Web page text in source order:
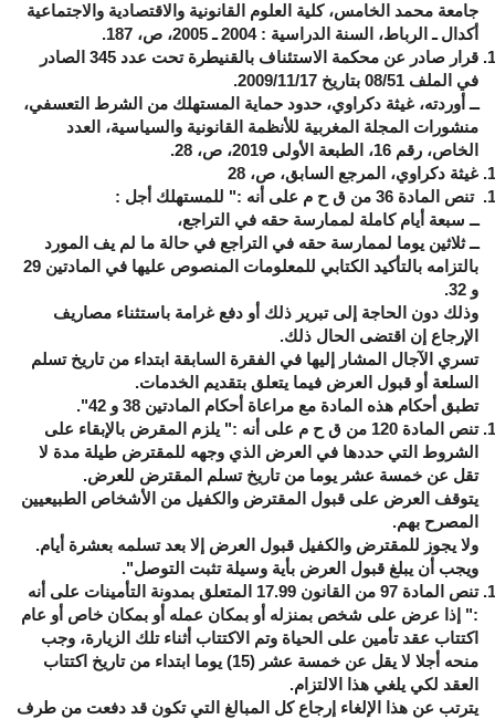
جامعة محمد الخامس، كلية العلوم القانونية والاقتصادية والاجتماعية
أكدال ـ الرباط، السنة الدراسية : 2004 ـ 2005، ص، 187.
قرار صادر عن محكمة الاستئناف بالقنيطرة تحت عدد 345 الصادر
في الملف 08/51 بتاريخ 2009/11/17.
ــ أوردته، غيثة دكراوي، حدود حماية المستهلك من الشرط التعسفي،
منشورات المجلة المغربية للأنظمة القانونية والسياسية، العدد
الخاص، رقم 16، الطبعة الأولى 2019، ص، 28.
غيثة دكراوي، المرجع السابق، ص، 28
تنص المادة 36 من ق ح م على أنه :" للمستهلك أجل :
ــ سبعة أيام كاملة لممارسة حقه في التراجع،
ــ ثلاثين يوما لممارسة حقه في التراجع في حالة ما لم يف المورد
بالتزامه بالتأكيد الكتابي للمعلومات المنصوص عليها في المادتين 29
و 32.
وذلك دون الحاجة إلى تبرير ذلك أو دفع غرامة باستثناء مصاريف
الإرجاع إن اقتضى الحال ذلك.
تسري الآجال المشار إليها في الفقرة السابقة ابتداء من تاريخ تسلم
السلعة أو قبول العرض فيما يتعلق بتقديم الخدمات.
تطبق أحكام هذه المادة مع مراعاة أحكام المادتين 38 و 42".
تنص المادة 120 من ق ح م على أنه :" يلزم المقرض بالإبقاء على
الشروط التي حددها في العرض الذي وجهه للمقترض طيلة مدة لا
تقل عن خمسة عشر يوما من تاريخ تسلم المقترض للعرض.
يتوقف العرض على قبول المقترض والكفيل من الأشخاص الطبيعيين
المصرح بهم.
ولا يجوز للمقترض والكفيل قبول العرض إلا بعد تسلمه بعشرة أيام.
ويجب أن يبلغ قبول العرض بأية وسيلة تثبت التوصل".
تنص المادة 97 من القانون 17.99 المتعلق بمدونة التأمينات على أنه
:" إذا عرض على شخص بمنزله أو بمكان عمله أو بمكان خاص أو عام
اكتتاب عقد تأمين على الحياة وتم الاكتتاب أثناء تلك الزيارة، وجب
منحه أجلا لا يقل عن خمسة عشر (15) يوما ابتداء من تاريخ اكتتاب
العقد لكي يلغي هذا الالتزام.
يترتب عن هذا الإلغاء إرجاع كل المبالغ التي تكون قد دفعت من طرف